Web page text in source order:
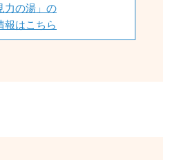
力の湯」の
報はこちら